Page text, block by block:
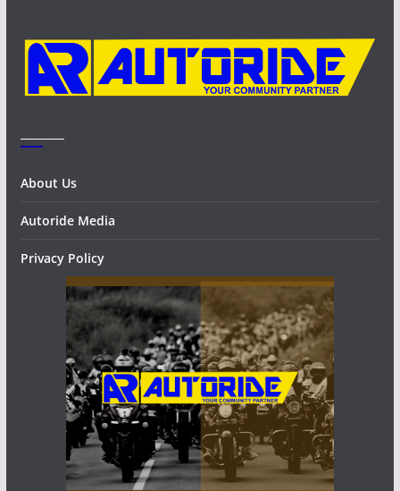
About Us
Autoride Media
Privacy Policy